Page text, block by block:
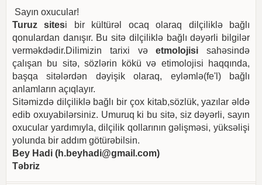
Sayın oxucular!
Turuz sitesi bir kültürəl ocaq olaraq dilçiliklə bağlı
qonulardan danışır. Bu sitə dilçiliklə bağlı dəyərli bilgilər
verməkdədir.Dilimizin tarixi vəetmolojisi sahəsində
çalışan bu sitə, sözlərin kökü və etimolojisi haqqında,
başqa sitələrdən dəyişik olaraq, eyləmlə(fe'l) bağlı
anlamların açıqlayır.
Sitəmizdə dilçiliklə bağlı bir çox kitab,sözlük, yazılar əldə
edib oxuyabilərsiniz. Umuruq ki bu sitə, siz dəyərli, sayın
oxucular yardımıyla, dilçilik qollarının gəlişməsi, yüksəlişi
yolunda bir addım götürəbilsin.
Bey Hadi (h.beyhadi@gmail.com)
Təbriz